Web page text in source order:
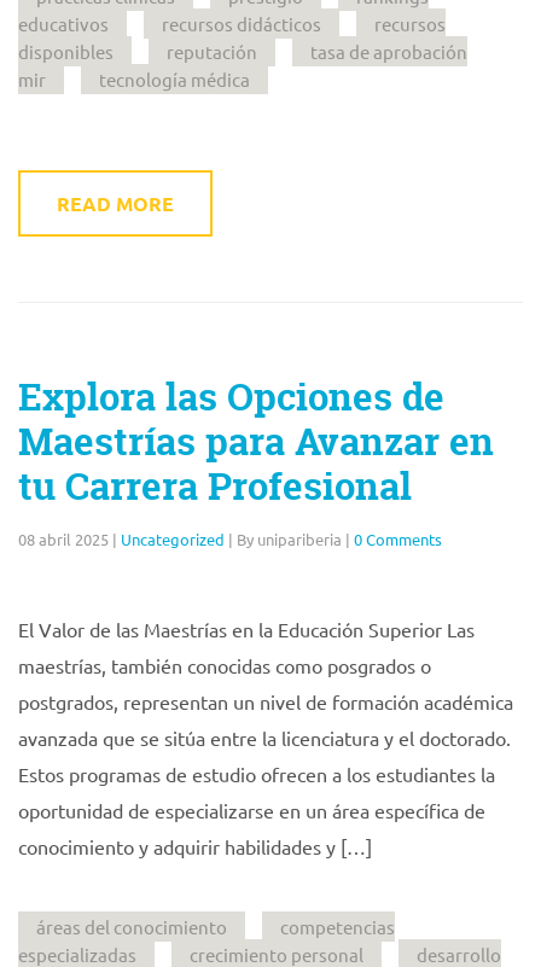
educativos
recursos didácticos
recursos
disponibles
reputación
tasa de aprobación
mir
tecnología médica
READ MORE
Explora las Opciones de
Maestrías para Avanzar en
tu Carrera Profesional
08 abril 2025 | Uncategorized | By unipariberia | 0 Comments
El Valor de las Maestrías en la Educación Superior Las
maestrías, también conocidas como posgrados o
postgrados, representan un nivel de formación académica
avanzada que se sitúa entre la licenciatura y el doctorado.
Estos programas de estudio ofrecen a los estudiantes la
oportunidad de especializarse en un área específica de
conocimiento y adquirir habilidades y […]
áreas del conocimiento
competencias
especializadas
crecimiento personal
desarrollo